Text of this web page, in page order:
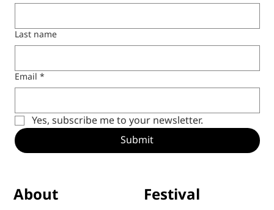
Last name
Email *
Yes, subscribe me to your newsletter.
Submit
About Festival